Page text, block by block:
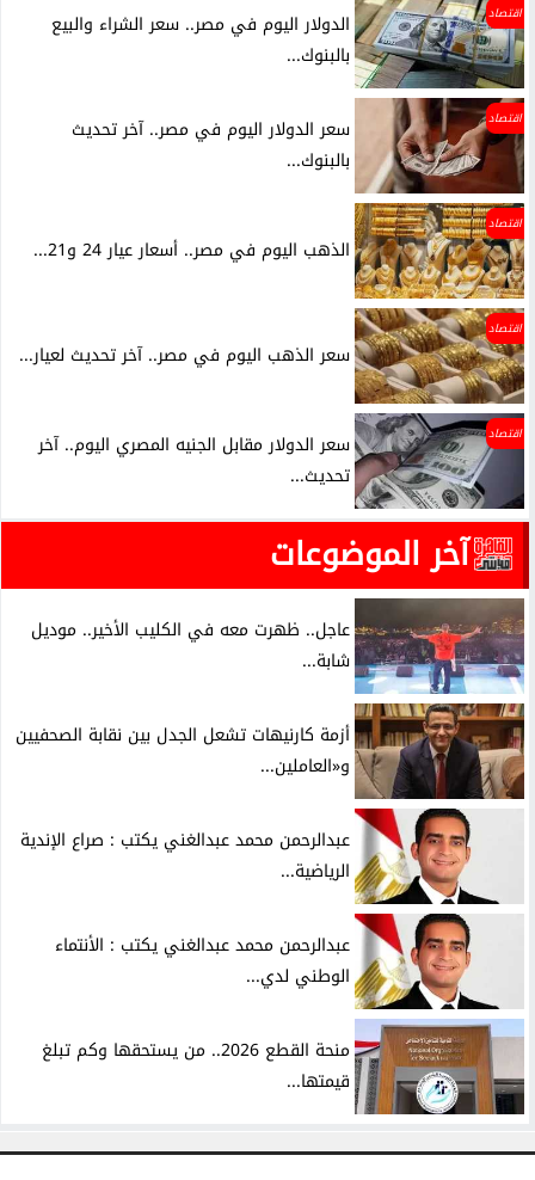
اقتصاد
الدولار اليوم في مصر.. سعر الشراء والبيع
بالبنوك...
اقتصاد
سعر الدولار اليوم في مصر.. آخر تحديث
بالبنوك...
اقتصاد
الذهب اليوم في مصر.. أسعار عيار 24 و21...
اقتصاد
سعر الذهب اليوم في مصر.. آخر تحديث لعيار...
اقتصاد
سعر الدولار مقابل الجنيه المصري اليوم.. آخر
تحديث...
آخر الموضوعات
عاجل.. ظهرت معه في الكليب الأخير.. موديل
شابة...
أزمة كارنيهات تشعل الجدل بين نقابة الصحفيين
و«العاملين...
عبدالرحمن محمد عبدالغني يكتب : صراع الإندية
الرياضية...
عبدالرحمن محمد عبدالغني يكتب : الأنتماء
الوطني لدي...
منحة القطع 2026.. من يستحقها وكم تبلغ
قيمتها...